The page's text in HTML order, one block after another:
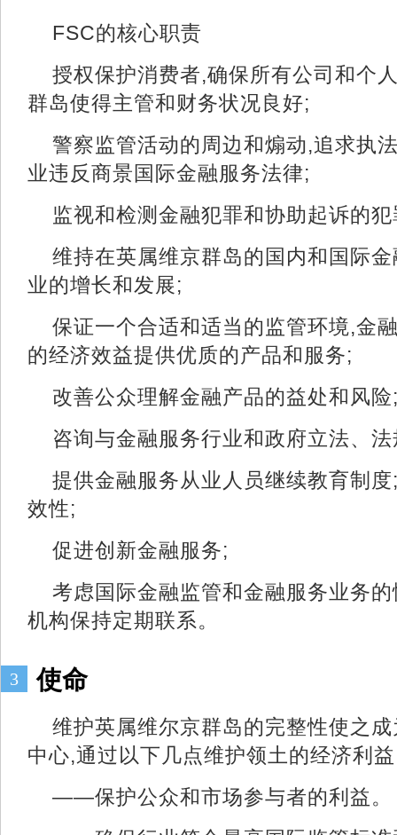
FSC的核心职责
授权保护消费者,确保所有公司和个
群岛使得主管和财务状况良好;
警察监管活动的周边和煽动,追求执
业违反商景国际金融服务法律;
监视和检测金融犯罪和协助起诉的
维持在英属维京群岛的 国内和国际
业的增长和发展;
保证一个合适和适当的监管环境,金
的经济效益提供优质的产品和服务;
改善公众理解金融产品的益处和风险
咨询与金融服务行业和政府立法、
提供金融服务从业人员继续教育制
效性;
促进创新金融服务;
考虑国际金融监管和金融服务业务
机构保持定期联系。
3 使命
维护英属维尔京群岛的完整性使之
中心,通过以下几点维护领土的经济利
——保护公众和市场参与者的利益。